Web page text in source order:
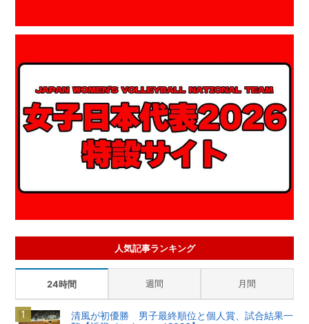
人気記事ランキング
24時間 週間 月間
清風が初優勝 男子最終順位と個人賞、試合結果一